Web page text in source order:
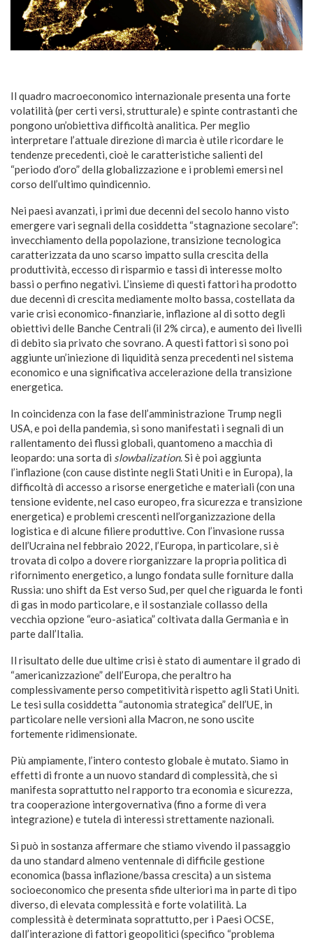
Il quadro macroeconomico internazionale presenta una forte
volatilità (per certi versi, strutturale) e spinte contrastanti che
pongono un’obiettiva difficoltà analitica. Per meglio
interpretare l’attuale direzione di marcia è utile ricordare le
tendenze precedenti, cioè le caratteristiche salienti del
“periodo d’oro” della globalizzazione e i problemi emersi nel
corso dell’ultimo quindicennio.
Nei paesi avanzati, i primi due decenni del secolo hanno visto
emergere vari segnali della cosiddetta “stagnazione secolare”:
invecchiamento della popolazione, transizione tecnologica
caratterizzata da uno scarso impatto sulla crescita della
produttività, eccesso di risparmio e tassi di interesse molto
bassi o perfino negativi. L’insieme di questi fattori ha prodotto
due decenni di crescita mediamente molto bassa, costellata da
varie crisi economico-finanziarie, inflazione al di sotto degli
obiettivi delle Banche Centrali (il 2% circa), e aumento dei livelli
di debito sia privato che sovrano. A questi fattori si sono poi
aggiunte un’iniezione di liquidità senza precedenti nel sistema
economico e una significativa accelerazione della transizione
energetica.
In coincidenza con la fase dell’amministrazione Trump negli
USA, e poi della pandemia, si sono manifestati i segnali di un
rallentamento dei flussi globali, quantomeno a macchia di
leopardo: una sorta di slowbalization. Si è poi aggiunta
l’inflazione (con cause distinte negli Stati Uniti e in Europa), la
difficoltà di accesso a risorse energetiche e materiali (con una
tensione evidente, nel caso europeo, fra sicurezza e transizione
energetica) e problemi crescenti nell’organizzazione della
logistica e di alcune filiere produttive. Con l’invasione russa
dell’Ucraina nel febbraio 2022, l’Europa, in particolare, si è
trovata di colpo a dovere riorganizzare la propria politica di
rifornimento energetico, a lungo fondata sulle forniture dalla
Russia: uno shift da Est verso Sud, per quel che riguarda le fonti
di gas in modo particolare, e il sostanziale collasso della
vecchia opzione “euro-asiatica” coltivata dalla Germania e in
parte dall’Italia.
Il risultato delle due ultime crisi è stato di aumentare il grado di
“americanizzazione” dell’Europa, che peraltro ha
complessivamente perso competitività rispetto agli Stati Uniti.
Le tesi sulla cosiddetta “autonomia strategica” dell’UE, in
particolare nelle versioni alla Macron, ne sono uscite
fortemente ridimensionate.
Più ampiamente, l’intero contesto globale è mutato. Siamo in
effetti di fronte a un nuovo standard di complessità, che si
manifesta soprattutto nel rapporto tra economia e sicurezza,
tra cooperazione intergovernativa (fino a forme di vera
integrazione) e tutela di interessi strettamente nazionali.
Si può in sostanza affermare che stiamo vivendo il passaggio
da uno standard almeno ventennale di difficile gestione
economica (bassa inflazione/bassa crescita) a un sistema
socioeconomico che presenta sfide ulteriori ma in parte di tipo
diverso, di elevata complessità e forte volatilità. La
complessità è determinata soprattutto, per i Paesi OCSE,
dall’interazione di fattori geopolitici (specifico “problema